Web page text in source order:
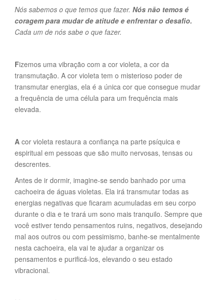
Nós sabemos o que temos que fazer. Nós não temos é
coragem para mudar de atitude e enfrentar o desafio.
Cada um de nós sabe o que fazer.
Fizemos uma vibração com a cor violeta, a cor da
transmutação. A cor violeta tem o misterioso poder de
transmutar energias, ela é a única cor que consegue mudar
a frequência de uma célula para um frequência mais
elevada.
A cor violeta restaura a confiança na parte psíquica e
espiritual em pessoas que são muito nervosas, tensas ou
descrentes.
Antes de ir dormir, imagine-se sendo banhado por uma
cachoeira de águas violetas. Ela irá transmutar todas as
energias negativas que ficaram acumuladas em seu corpo
durante o dia e te trará um sono mais tranquilo. Sempre que
você estiver tendo pensamentos ruins, negativos, desejando
mal aos outros ou com pessimismo, banhe-se mentalmente
nesta cachoeira, ela vai te ajudar a organizar os
pensamentos e purificá-los, elevando o seu estado
vibracional.